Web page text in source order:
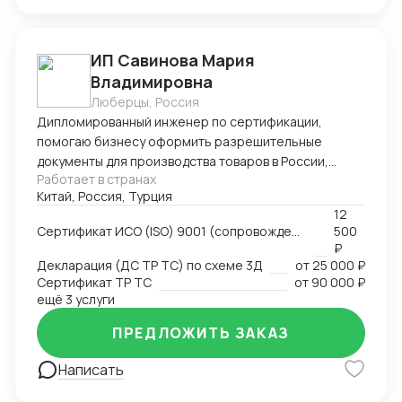
ИП Савинова Мария
Владимировна
Люберцы, Россия
Дипломированный инженер по сертификации,
помогаю бизнесу оформить разрешительные
документы для производства товаров в России,
импорта и реализации на территории РФ, через
магазины и маркетплейсы.
Работает в странах
Китай, Россия, Турция
Сертификат ИСО (ISO) 9001 (сопровождение, подготовка документов)
12
500
₽
Декларация (ДС ТР ТС) по схеме 3Д
от25 000 ₽
Сертификат ТР ТС
от 90 000 ₽
ещё 3 услуги
Написать
ПРЕДЛОЖИТЬ ЗАКАЗ